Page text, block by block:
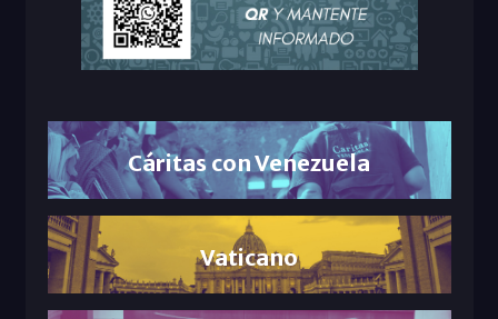
Cáritas con Venezuela
Vaticano